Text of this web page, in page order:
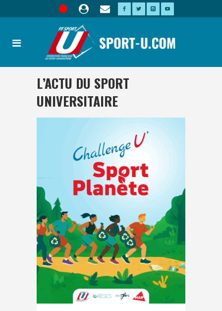
L’ACTU DU SPORT
UNIVERSITAIRE